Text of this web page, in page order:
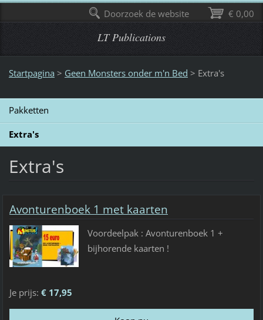
LT Publications
Startpagina > Geen Monsters onder m'n Bed > Extra's
Pakketten
Extra's
Extra's
Avonturenboek 1 met kaarten
Voordeelpak : Avonturenboek 1 +
bijhorende kaarten !
Je prijs: € 17,95
€ 0,00
Doorzoek de website